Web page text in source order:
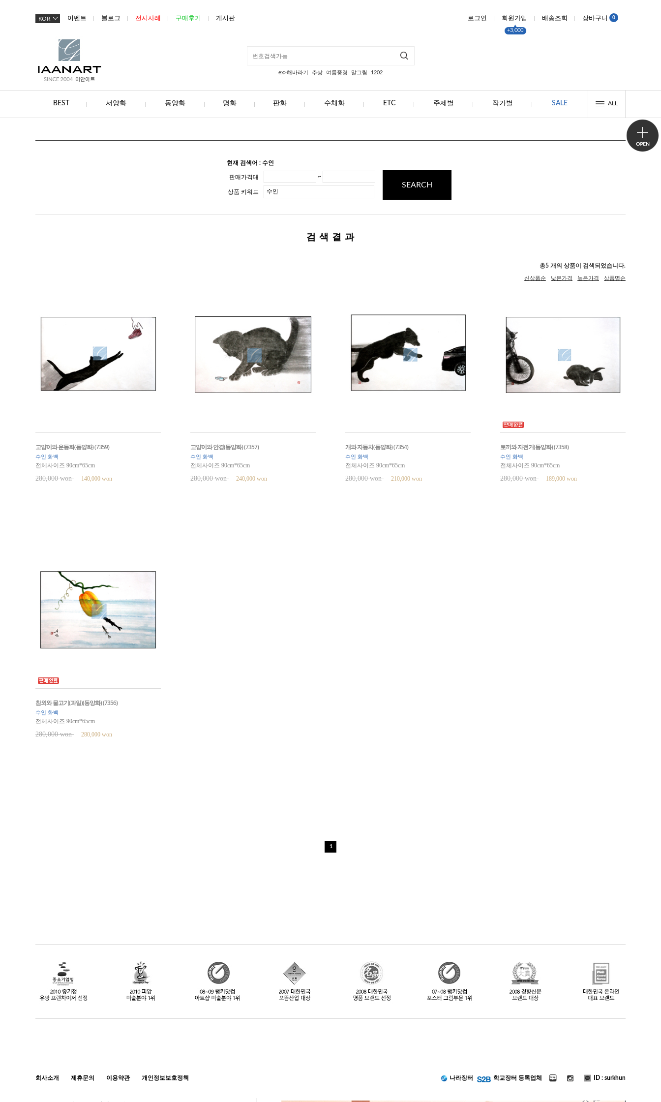
KOR 이벤트 블로그 전시사례 구매후기 게시판 로그인 회원가입
+3,000
배송조회 장바구니 0
ex>해바라기 추상 여름풍경 말그림 1202
BEST 서양화 동양화 명화 판화 수채화 ETC 주제별 작가별 SALE ALL
현재 검색어 : 수인
판매가격대 ~
SEARCH
상품 키워드
검 색 결 과
총5 개의 상품이 검색되었습니다.
상품명순
높은가격
낮은가격
신상품순
고양이와 운동화(동양화) (7359)
수인 화백
전체사이즈 90cm*65cm
280,000 won 140,000 won
고양이와 안경(동양화) (7357)
수인 화백
전체사이즈 90cm*65cm
280,000 won 240,000 won
개와 자동차(동양화) (7354)
수인 화백
전체사이즈 90cm*65cm
280,000 won 210,000 won
토끼와 자전거(동양화) (7358)
수인 화백
전체사이즈 90cm*65cm
280,000 won 189,000 won
참외와 물고기(과일)(동양화) (7356)
수인 화백
전체사이즈 90cm*65cm
280,000 won 280,000 won
1
회사소개 제휴문의 이용약관 개인정보보호정책 나라장터 학교장터 등록업체 ID : surkhun